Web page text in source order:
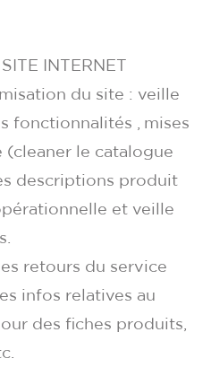
INTERNET
du site : veille
fonctionnalités , mises
(cleaner le catalogue
descriptions produit
et veille
retours du service
infos relatives au
des fiches produits,